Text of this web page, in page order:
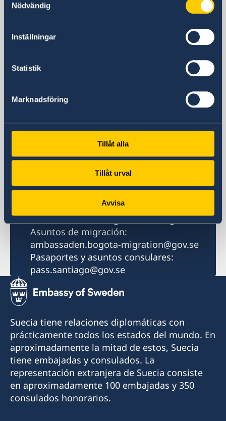
Nödvändig
Inställningar
Statistik
Marknadsföring
Tillåt alla
Tillåt urval
Avvisa
Visiting address
Las Condes, Santiago de Chile
(Metro más cercano: Tobalaba o El Golf)
Postal address
Embajada de Suecia
Las Condes, Santiago de Chile
+56 2 2940 1700
Email
Consultas generales:
ambassaden.santiago-de-chile@gov.se
Asuntos de migración:
ambassaden.bogota-migration@gov.se
Pasaportes y asuntos consulares:
pass.santiago@gov.se
Suecia tiene relaciones diplomáticas con
prácticamente todos los estados del mundo. En
aproximadamente la mitad de estos, Suecia
tiene embajadas y consulados. La
representación extranjera de Suecia consiste
en aproximadamente 100 embajadas y 350
consulados honorarios.